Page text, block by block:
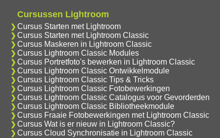
Cursussen Lightroom
Cursus Starten met Lightroom
Cursus Starten met Lightroom Classic
Cursus Maskeren in Lightroom Classic
Cursus Lightroom Classic Modules
Cursus Portretfoto's bewerken in Lightroom Classic
Cursus Lightroom Classic Ontwikkelmodule
Cursus Lightroom Classic Tips & Tricks
Cursus Lightroom Classic Fotobewerkingen
Cursus Lightroom Classic Catalogus voor Gevorderden
Cursus Lightroom Classic Bibliotheekmodule
Cursus Fraaie Fotobewerkingen met Lightroom Classic
Cursus Wat is er nieuw in Lightroom Classic?
Cursus Cloud Synchronisatie in Lightroom Classic